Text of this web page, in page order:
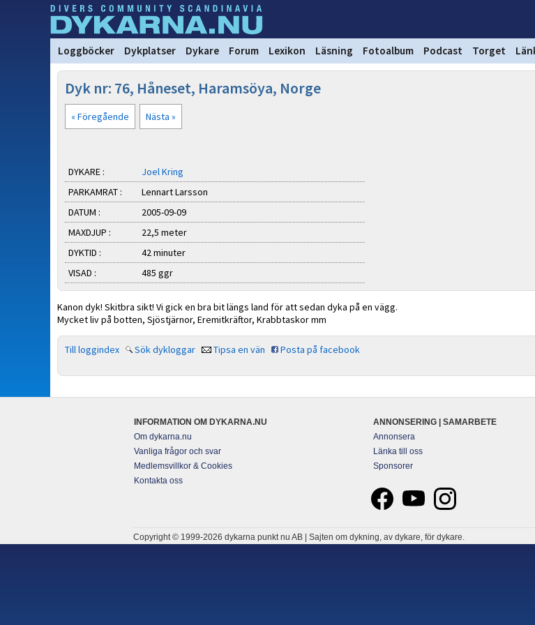
Loggböcker Dykplatser Dykare Forum Lexikon Läsning Fotoalbum Podcast Torget
Dyk nr: 76, Håneset, Haramsöya, Norge
« Föregående Nästa »
DYKARE :
Joel Kring
PARKAMRAT :
Lennart Larsson
DATUM :
2005-09-09
MAXDJUP :
22,5 meter
DYKTID :
42 minuter
VISAD :
485 ggr
Kanon dyk! Skitbra sikt! Vi gick en bra bit längs land för att sedan dyka på en vägg.
Mycket liv på botten, Sjöstjärnor, Eremitkräftor, Krabbtaskor mm
Till loggindex Sök dykloggar Tipsa en vän Posta på facebook
INFORMATION OM DYKARNA.NU
Om dykarna.nu
Vanliga frågor och svar
Medlemsvillkor & Cookies
Kontakta oss
ANNONSERING | SAMARBETE
Annonsera
Länka till oss
Sponsorer
Copyright © 1999-2026 dykarna punkt nu AB | Sajten om dykning, av dykare, för dykare.